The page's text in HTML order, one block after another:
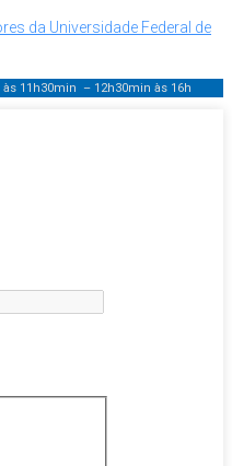
da Universidade Federal de
às 11h30min – 12h30min às 16h